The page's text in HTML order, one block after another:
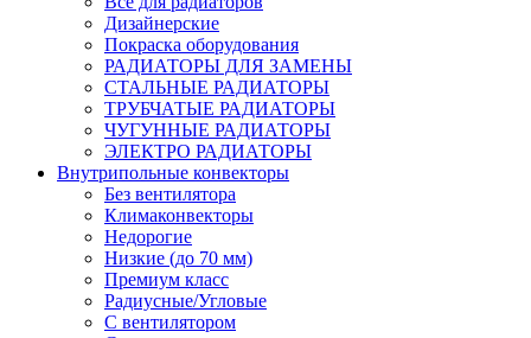
Дизайнерские
Покраска оборудования
РАДИАТОРЫ ДЛЯ ЗАМЕНЫ
СТАЛЬНЫЕ РАДИАТОРЫ
ТРУБЧАТЫЕ РАДИАТОРЫ
ЧУГУННЫЕ РАДИАТОРЫ
ЭЛЕКТРО РАДИАТОРЫ
Внутрипольные конвекторы
Без вентилятора
Климаконвекторы
Недорогие
Низкие (до 70 мм)
Премиум класс
Радиусные/Угловые
С вентилятором